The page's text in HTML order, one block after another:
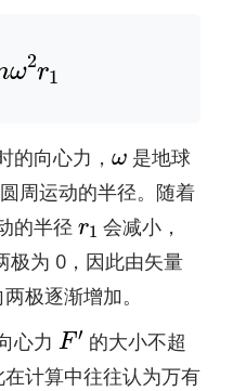
r
的向心力，
是地球
周运动的半径。随着
的半径
r1
会减小，
极为 0，因此由矢量
极逐渐增加。
心力
F′
的大小不超
计算中往往认为万有